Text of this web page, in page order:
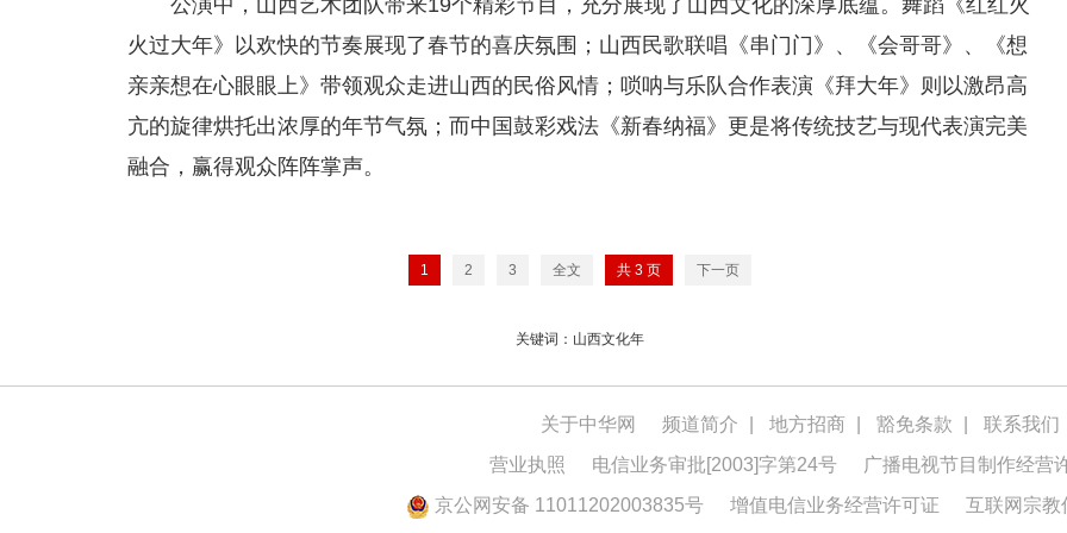
公演中，山西艺术团队带来19个精彩节目，充分展现了山西文化的深厚底蕴。舞蹈《红红火
火过大年》以欢快的节奏展现了春节的喜庆氛围；山西民歌联唱《串门门》、《会哥哥》、《想
亲亲想在心眼眼上》带领观众走进山西的民俗风情；唢呐与乐队合作表演《拜大年》则以激昂高
亢的旋律烘托出浓厚的年节气氛；而中国鼓彩戏法《新春纳福》更是将传统技艺与现代表演完美
融合，赢得观众阵阵掌声。
1 2 3 全文 共 3 页 下一页
关键词：山西文化年
关于中华网 频道简介 地方招商 豁免条款
联系我们
营业执照
电信业务审批[2003]字第24号
广播电视节目制作经营
京公网安备 11011202003835号
增值电信业务经营许可证 互联网宗教